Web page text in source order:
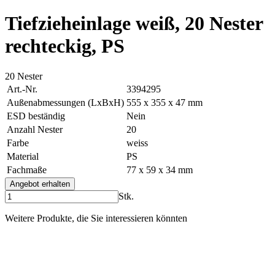
Tiefzieheinlage weiß, 20 Nester
rechteckig, PS
20 Nester
Art.-Nr.
3394295
Außenabmessungen (LxBxH) 555 x 355 x 47 mm
ESD beständig
Nein
Anzahl Nester
20
Farbe
weiss
Material
PS
Fachmaße
77 x 59 x 34 mm
Angebot erhalten
Stk.
Weitere Produkte, die Sie interessieren könnten